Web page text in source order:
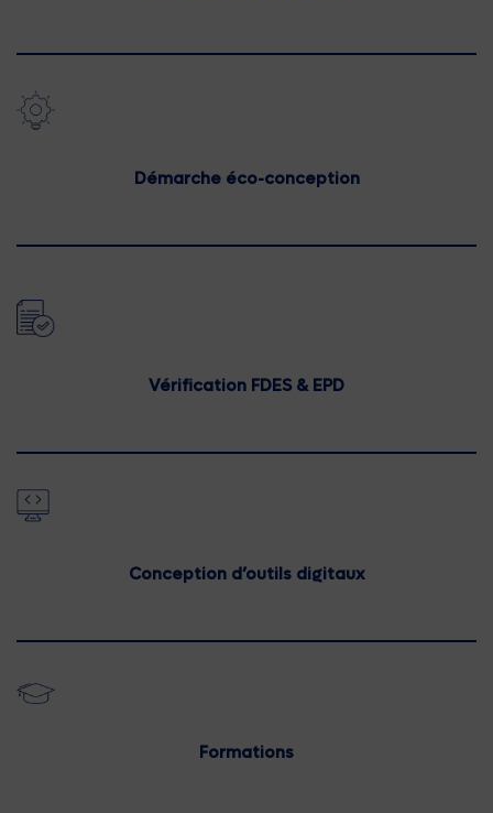
Démarche éco-conception
Vérification FDES & EPD
Conception d’outils digitaux
Formations